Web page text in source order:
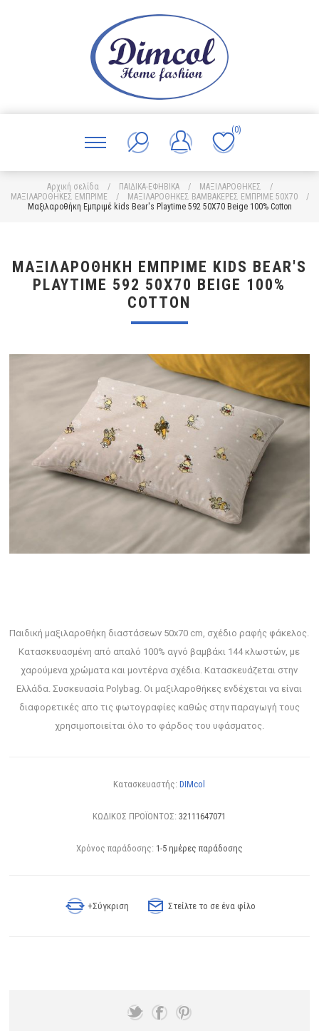
(0)
Αρχική σελίδα / ΠΑΙΔΙΚΑ-ΕΦΗΒΙΚΑ / ΜΑΞΙΛΑΡΟΘΗΚΕΣ
/
ΜΑΞΙΛΑΡΟΘΗΚΕΣ ΕΜΠΡΙΜΕ
/ ΜΑΞΙΛΑΡΟΘΗΚΕΣ ΒΑΜΒΑΚΕΡΕΣ ΕΜΠΡΙΜΕ 50X70
/
Μαξιλαροθήκη Εμπριμέ kids Bear's Playtime 592 50X70 Beige 100% Cotton
ΜΑΞΙΛΑΡΟΘΉΚΗ ΕΜΠΡΙΜΈ KIDS BEAR'S
PLAYTIME 592 50X70 BEIGE 100%
COTTON
Παιδική μαξιλαροθήκη διαστάσεων 50x70 cm, σχέδιο ραφής φάκελος.
Κατασκευασμένη από απαλό 100% αγνό βαμβάκι 144 κλωστών, με
χαρούμενα χρώματα και μοντέρνα σχέδια. Κατασκευάζεται στην
Ελλάδα. Συσκευασία Polybag. Οι μαξιλαροθήκες ενδέχεται να είναι
διαφορετικές απο τις φωτογραφίες καθώς στην παραγωγή τους
χρησιμοποιείται όλο το φάρδος του υφάσματος.
Κατασκευαστής: DIMcol
ΚΩΔΙΚΟΣ ΠΡΟΪΟΝΤΟΣ: 32111647071
Χρόνος παράδοσης: 1-5 ημέρες παράδοσης
+Σύγκριση Στείλτε το σε ένα φίλο